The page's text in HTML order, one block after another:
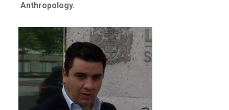
Anthropology.